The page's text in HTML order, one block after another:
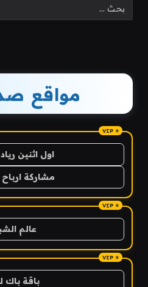
مواقع
اول اثنين
مشاركة
عالم
باقة باك